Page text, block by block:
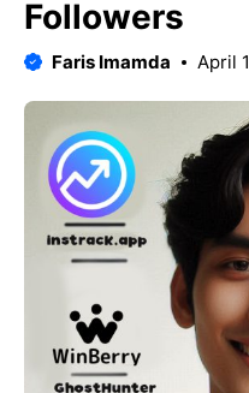
Followers
Faris Imamda April